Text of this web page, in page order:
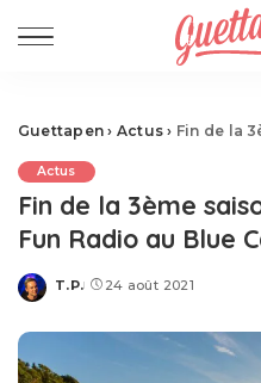
Guettapen › Actus › Fin de la 3ème
Actus
Fin de la 3ème
Fun Radio au Blue
Posted
T.P. 24 août 2021